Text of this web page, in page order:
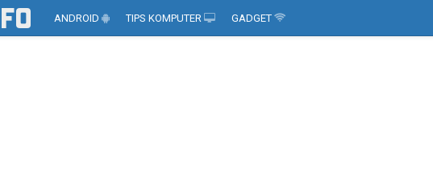
ANDROID TIPS KOMPUTER GADGET